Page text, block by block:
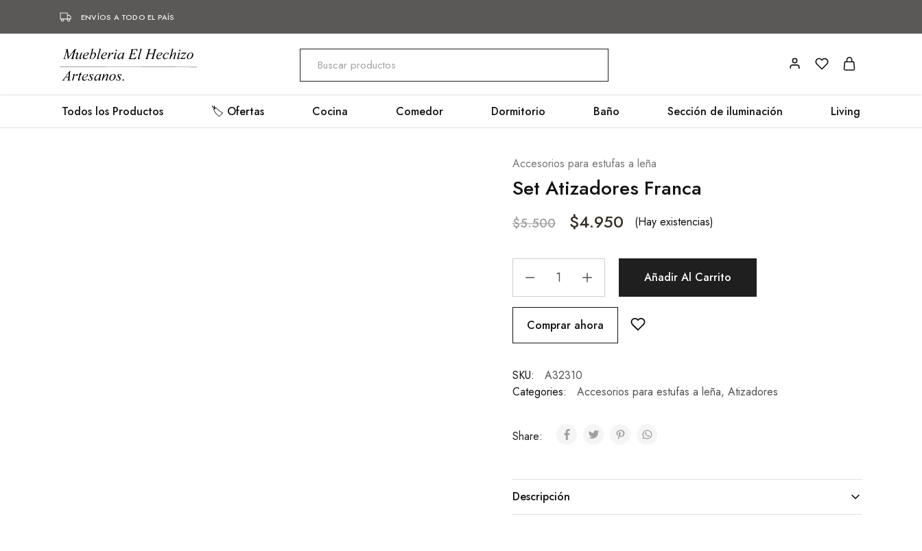
ENVÍOS A TODO EL PAÍS
Mueblería
Hechizo
Muebles
hechos
a
mueblería,
herrería.
Todos los Productos 🏷️ Ofertas Cocina Comedor Dormitorio Baño Sección de iluminación Living
Accesorios para estufas a leña
Set Atizadores Franca
$5.500 $4.950 (Hay existencias)
Añadir Al Carrito
Comprar ahora
SKU:
A32310
Categories:
Accesorios para estufas a leña, Atizadores
Share:
Descripción